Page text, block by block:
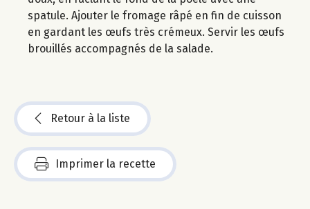
spatule. Ajouter le fromage râpé en fin de cuisson
en gardant les œufs très crémeux. Servir les œufs
brouillés accompagnés de la salade.
Retour à la liste
Imprimer la recette